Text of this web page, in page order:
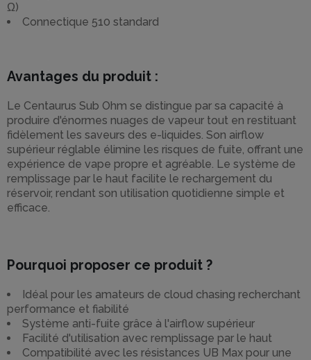
Ω)
Connectique 510 standard
Avantages du produit :
Le Centaurus Sub Ohm se distingue par sa capacité à
produire d'énormes nuages de vapeur tout en restituant
fidèlement les saveurs des e-liquides. Son airflow
supérieur réglable élimine les risques de fuite, offrant une
expérience de vape propre et agréable. Le système de
remplissage par le haut facilite le rechargement du
réservoir, rendant son utilisation quotidienne simple et
efficace.
Pourquoi proposer ce produit ?
Idéal pour les amateurs de cloud chasing recherchant
performance et fiabilité
Système anti-fuite grâce à l'airflow supérieur
Facilité d'utilisation avec remplissage par le haut
Compatibilité avec les résistances UB Max pour une